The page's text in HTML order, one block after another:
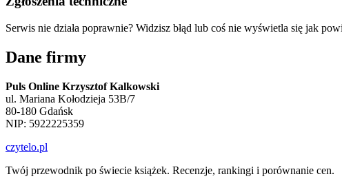
Serwis nie działa poprawnie? Widzisz błąd lub coś nie wyświetla się jak
Dane firmy
Puls Online Krzysztof Kalkowski
ul. Mariana Kołodzieja 53B/7
80-180 Gdańsk
NIP: 5922225359
czytelo.pl
Twój przewodnik po świecie książek. Recenzje, rankingi i porównanie cen.